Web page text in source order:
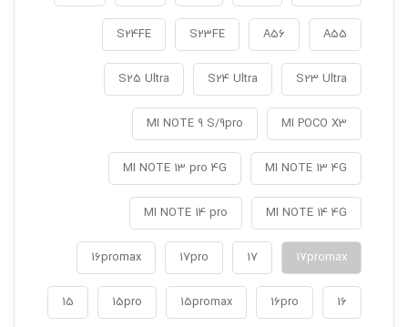
A55
A56
S23FE
S24FE
S23 Ultra
S24 Ultra
S25 Ultra
MI POCO X3
MI NOTE 9 S/9pro
MI NOTE 13 4G
MI NOTE 13 pro 4G
MI NOTE 14 4G
MI NOTE 14 pro
17promax
17
17pro
16promax
16
16pro
15promax
15pro
15